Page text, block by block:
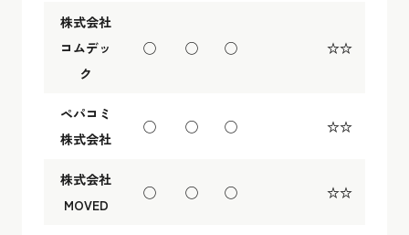
株式会社
コムデッ
ク
◯ ◯ ◯ ☆☆
ペパコミ
株式会社
◯ ◯ ◯ ☆☆
株式会社
MOVED
◯ ◯ ◯ ☆☆